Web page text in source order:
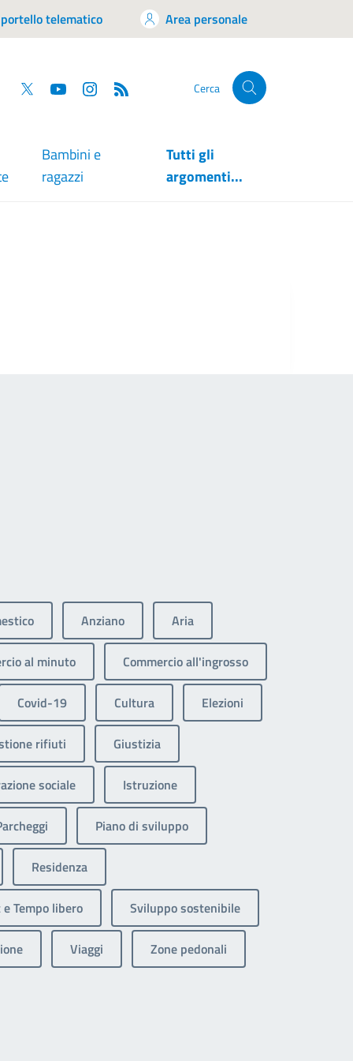
telematico Area personale
Facebook
Twitter YouTube Cerca
Bambini e
ragazzi
Tutti gli
argomenti...
Anziano Aria
al minuto Commercio all'ingrosso
Covid-19 Cultura Elezioni
rifiuti Giustizia
sociale Istruzione
Piano di sviluppo
Residenza
Tempo libero Sviluppo sostenibile
Viaggi Zone pedonali